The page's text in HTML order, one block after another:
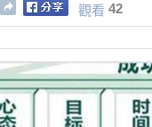
觀看 42